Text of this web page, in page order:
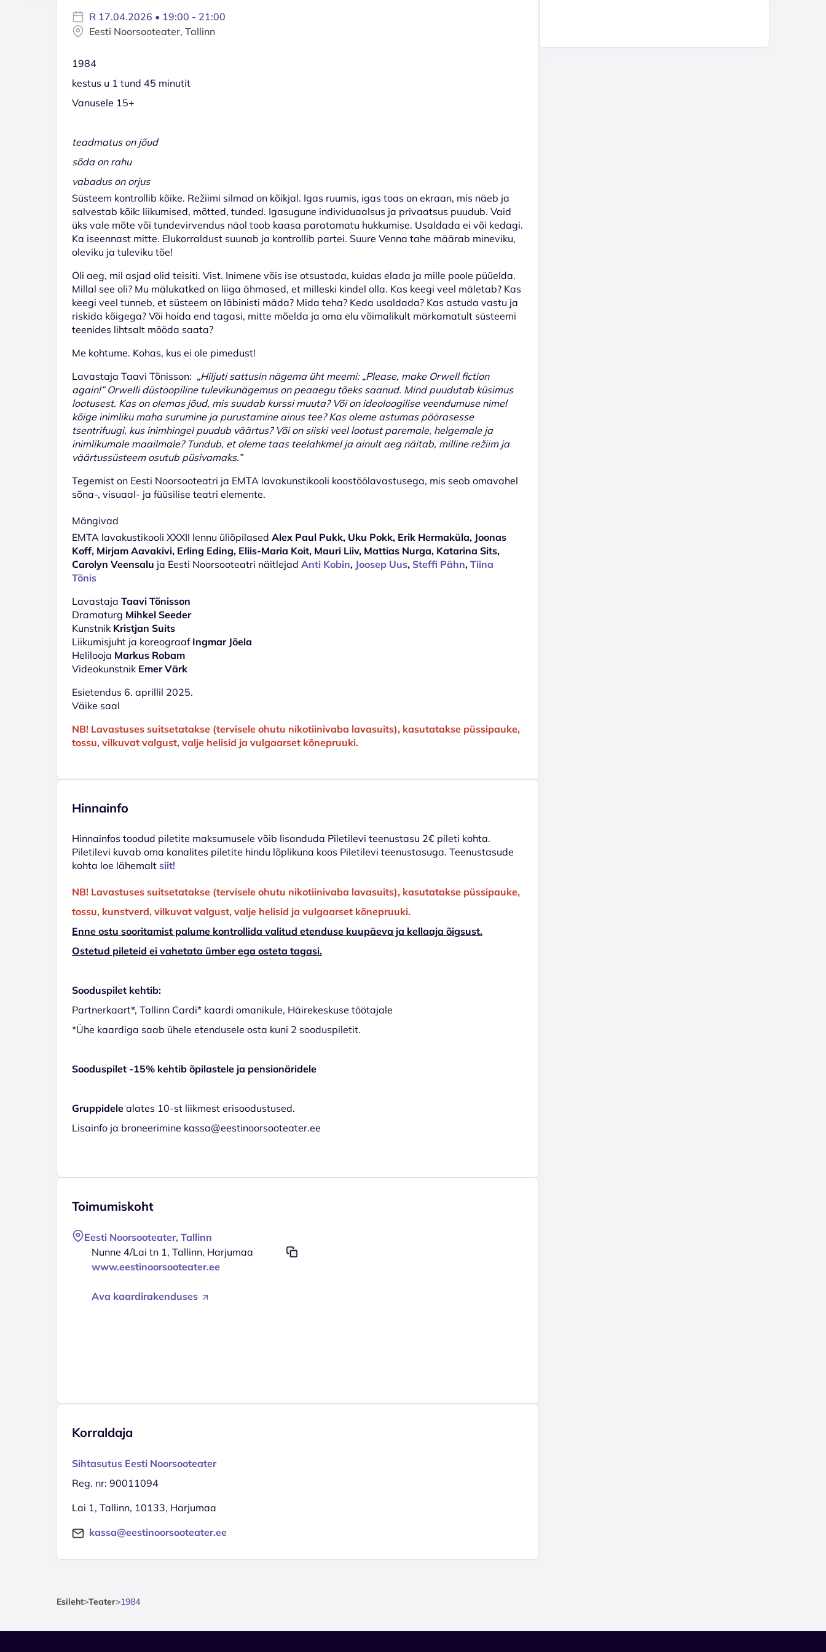
R 17.04.2026 • 19:00 - 21:00
Eesti Noorsooteater, Tallinn
1984
kestus u 1 tund 45 minutit
Vanusele 15+
teadmatus on jõud
sõda on rahu
vabadus on orjus
Süsteem kontrollib kõike. Režiimi silmad on kõikjal. Igas ruumis, igas toas on ekraan, mis näeb ja
salvestab kõik: liikumised, mõtted, tunded. Igasugune individuaalsus ja privaatsus puudub. Vaid
üks vale mõte või tundevirvendus näol toob kaasa paratamatu hukkumise. Usaldada ei või kedagi.
Ka iseennast mitte. Elukorraldust suunab ja kontrollib partei. Suure Venna tahe määrab mineviku,
oleviku ja tuleviku tõe!
Oli aeg, mil asjad olid teisiti. Vist. Inimene võis ise otsustada, kuidas elada ja mille poole püüelda.
Millal see oli? Mu mälukatked on liiga ähmased, et milleski kindel olla. Kas keegi veel mäletab? Kas
keegi veel tunneb, et süsteem on läbinisti mäda? Mida teha? Keda usaldada? Kas astuda vastu ja
riskida kõigega? Või hoida end tagasi, mitte mõelda ja oma elu võimalikult märkamatult süsteemi
teenides lihtsalt mööda saata?
Me kohtume. Kohas, kus ei ole pimedust!
Lavastaja Taavi Tõnisson: „Hiljuti sattusin nägema üht meemi: „Please, make Orwell fiction
again!” Orwelli düstoopiline tulevikunägemus on peaaegu tõeks saanud. Mind puudutab küsimus
lootusest. Kas on olemas jõud, mis suudab kurssi muuta? Või on ideoloogilise veendumuse nimel
kõige inimliku maha surumine ja purustamine ainus tee? Kas oleme astumas pöörasesse
tsentrifuugi, kus inimhingel puudub väärtus? Või on siiski veel lootust paremale, helgemale ja
inimlikumale maailmale? Tundub, et oleme taas teelahkmel ja ainult aeg näitab, milline režiim ja
väärtussüsteem osutub püsivamaks.”
Tegemist on Eesti Noorsooteatri ja EMTA lavakunstikooli koostöölavastusega, mis seob omavahel
sõna-, visuaal- ja füüsilise teatri elemente.
Mängivad
EMTA lavakustikooli XXXII lennu üliõpilased Alex Paul Pukk, Uku Pokk, Erik Hermaküla, Joonas
Koff, Mirjam Aavakivi, Erling Eding, Eliis-Maria Koit, Mauri Liiv, Mattias Nurga, Katarina Sits,
Carolyn Veensalu ja Eesti Noorsooteatri näitlejad Anti Kobin, Joosep Uus, Steffi Pähn, Tiina
Tõnis
Lavastaja Taavi Tõnisson
Dramaturg Mihkel Seeder
Kunstnik Kristjan Suits
Liikumisjuht ja koreograaf Ingmar Jõela
Helilooja Markus Robam
Videokunstnik Emer Värk
Esietendus 6. aprillil 2025.
Väike saal
NB! Lavastuses suitsetatakse (tervisele ohutu nikotiinivaba lavasuits), kasutatakse püssipauke,
tossu, vilkuvat valgust, valje helisid ja vulgaarset kõnepruuki.
Hinnainfo
Hinnainfos toodud piletite maksumusele võib lisanduda Piletilevi teenustasu 2€ pileti kohta.
Piletilevi kuvab oma kanalites piletite hindu lõplikuna koos Piletilevi teenustasuga. Teenustasude
kohta loe lähemalt siit!
NB! Lavastuses suitsetatakse (tervisele ohutu nikotiinivaba lavasuits), kasutatakse püssipauke,
tossu, kunstverd, vilkuvat valgust, valje helisid ja vulgaarset kõnepruuki.
Enne ostu sooritamist palume kontrollida valitud etenduse kuupäeva ja kellaaja õigsust.
Ostetud pileteid ei vahetata ümber ega osteta tagasi.
Sooduspilet kehtib:
Partnerkaart*, Tallinn Cardi* kaardi omanikule, Häirekeskuse töötajale
*Ühe kaardiga saab ühele etendusele osta kuni 2 sooduspiletit.
Sooduspilet -15% kehtib õpilastele ja pensionäridele
Gruppidele alates 10-st liikmest erisoodustused.
Lisainfo ja broneerimine kassa@eestinoorsooteater.ee
Toimumiskoht
Eesti Noorsooteater, Tallinn
Nunne 4/Lai tn 1, Tallinn, Harjumaa
www.eestinoorsooteater.ee
Ava kaardirakenduses
Korraldaja
Sihtasutus Eesti Noorsooteater
Reg. nr: 90011094
Lai 1, Tallinn, 10133, Harjumaa
kassa@eestinoorsooteater.ee
Esileht>Teater>1984